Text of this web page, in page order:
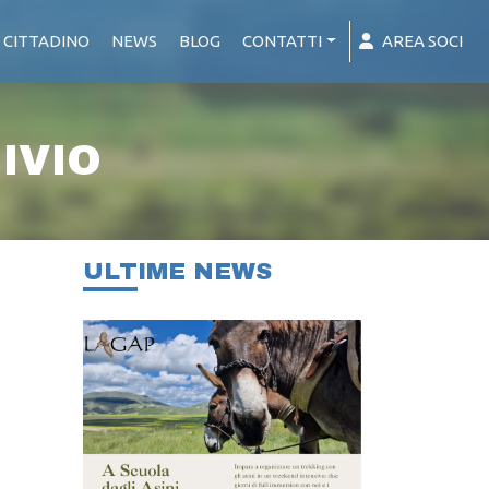
CITTADINO NEWS BLOG CONTATTI AREA SOCI
ULTIME NEWS